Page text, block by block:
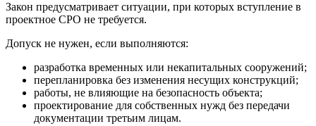
Закон предусматривает ситуации, при которых вступление в
проектное СРО не требуется.
Допуск не нужен, если выполняются:
разработка временных или некапитальных сооружений;
перепланировка без изменения несущих конструкций;
работы, не влияющие на безопасность объекта;
проектирование для собственных нужд без передачи
документации третьим лицам.